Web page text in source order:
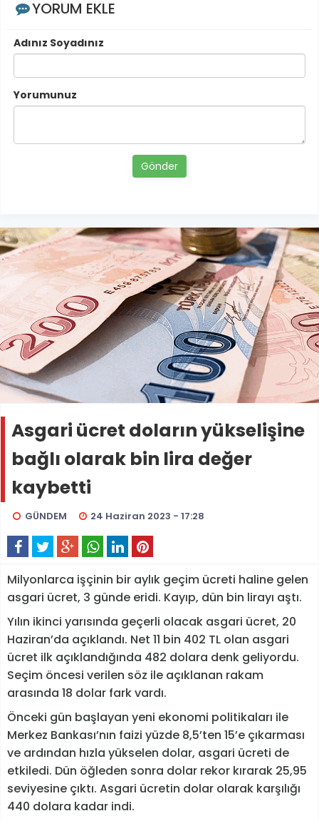
YORUM EKLE
Adınız Soyadınız
Yorumunuz
Gönder
Asgari ücret doların yükselişine
bağlı olarak bin lira değer
kaybetti
GÜNDEM 24 Haziran 2023 - 17:28
Milyonlarca işçinin bir aylık geçim ücreti haline gelen
asgari ücret, 3 günde eridi. Kayıp, dün bin lirayı aştı.
Yılın ikinci yarısında geçerli olacak asgari ücret, 20
Haziran’da açıklandı. Net 11 bin 402 TL olan asgari
ücret ilk açıklandığında 482 dolara denk geliyordu.
Seçim öncesi verilen söz ile açıklanan rakam
arasında 18 dolar fark vardı.
Önceki gün başlayan yeni ekonomi politikaları ile
Merkez Bankası’nın faizi yüzde 8,5’ten 15’e çıkarması
ve ardından hızla yükselen dolar, asgari ücreti de
etkiledi. Dün öğleden sonra dolar rekor kırarak 25,95
seviyesine çıktı. Asgari ücretin dolar olarak karşılığı
440 dolara kadar indi.